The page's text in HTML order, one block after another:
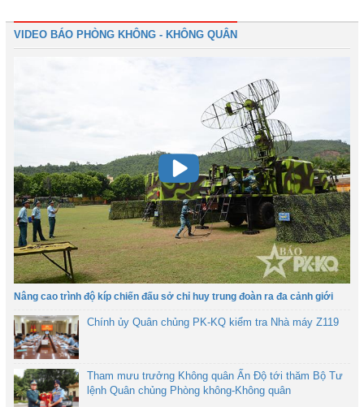
VIDEO BÁO PHÒNG KHÔNG - KHÔNG QUÂN
Nâng cao trình độ kíp chiến đấu sở chỉ huy trung đoàn ra đa cảnh giới
Chính ủy Quân chủng PK-KQ kiểm tra Nhà máy Z119
Tham mưu trưởng Không quân Ấn Độ tới thăm Bộ Tư
lệnh Quân chủng Phòng không-Không quân